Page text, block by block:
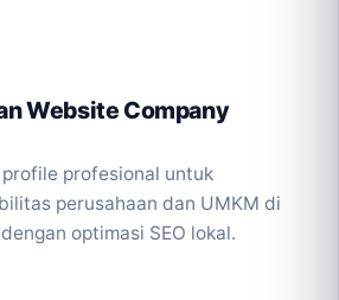
Website Company
profesional untuk
perusahaan dan UMKM di
optimasi SEO lokal.